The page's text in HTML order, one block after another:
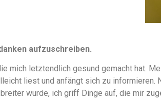
aufzuschreiben.
mich letztendlich gesund gemacht hat.
liest und anfängt sich zu
wurde, ich griff Dinge auf, die mir